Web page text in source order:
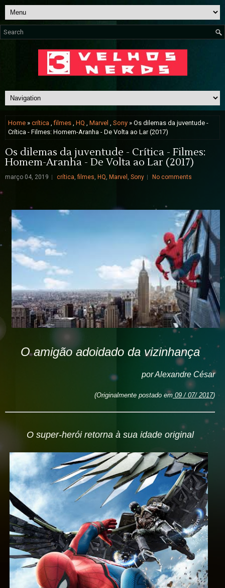
Home » crítica ,filmes , HQ , Marvel , Sony » Os dilemas da juventude -
Crítica - Filmes: Homem-Aranha - De Volta ao Lar (2017)
Os dilemas da juventude - Crítica - Filmes:
Homem-Aranha - De Volta ao Lar (2017)
março 04, 2019 crítica,filmes, HQ, Marvel , Sony No comments
O amigão adoidado da vizinhança
por Alexandre César
(Originalmente postado em 09 / 07/ 2017)
O super-herói retorna à sua idade original